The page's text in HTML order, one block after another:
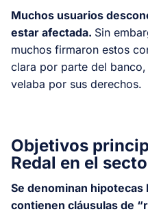
Muchos usuarios
estar afectada. Sin
muchos firmaron estos
clara por parte del
velaba por sus derechos.
Objetivos
Redal en el
Se denominan hipotecas
contienen cláusulas de